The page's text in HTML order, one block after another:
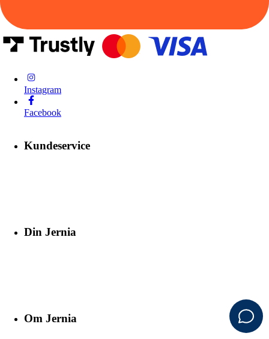
Instagram
Facebook
Kundeservice
Din Jernia
Om Jernia